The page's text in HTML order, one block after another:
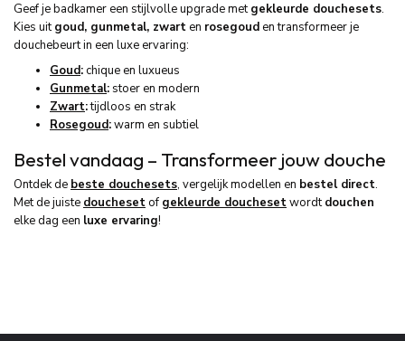
Geef je badkamer een stijlvolle upgrade metgekleurde douchesets.
Kies uitgoud, gunmetal, zwarten rosegouden transformeer je
douchebeurt in een luxe ervaring:
Goud:chique en luxueus
Gunmetal: stoer en modern
Zwart:tijdloos en strak
Rosegoud:warm en subtiel
Bestel vandaag – Transformeer jouw douche
Ontdek de beste douchesets, vergelijk modellen en bestel direct.
Met de juiste douchesetof gekleurde douchesetwordtdouchen
elke dag een luxe ervaring!